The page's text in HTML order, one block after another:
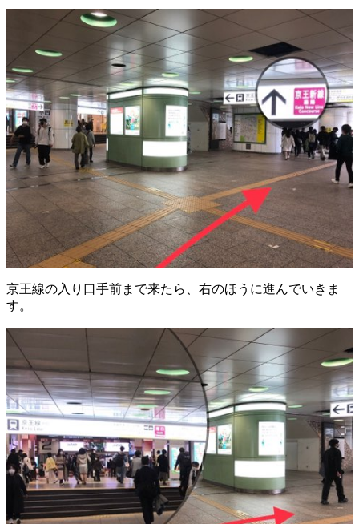
京王線の入り口手前まで来たら、右のほうに進んでいきま
す。